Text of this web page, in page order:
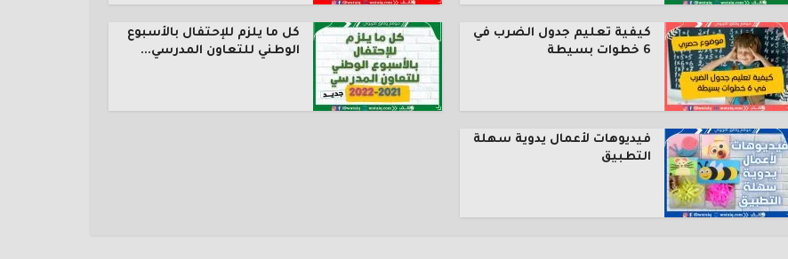
كيفية تعليم جدول الضرب في
6 خطوات بسيطة
كل ما يلزم للإحتفال بالأسبوع
الوطني للتعاون المدرسي...
فيديوهات لأعمال يدوية سهلة
التطبيق